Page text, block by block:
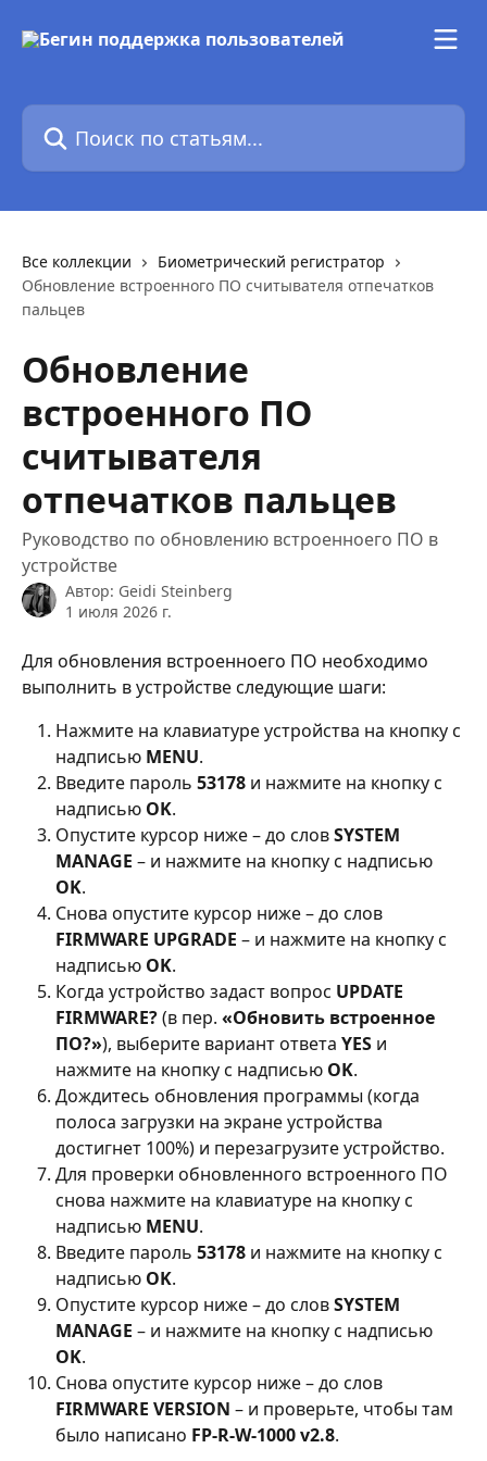
Поиск по статьям...
Все коллекции
Биометрический регистратор
Обновление встроенного ПО считывателя отпечатков
пальцев
Обновление
встроенного ПО
считывателя
отпечатков пальцев
Руководство по обновлению встроенноего ПО в
устройстве
Автор: Geidi Steinberg
1 июля 2026 г.
Для обновления встроенноего ПО необходимо
выполнить в устройстве следующие шаги:
Нажмите на клавиатуре устройства на кнопку с
надписью MENU.
Введите пароль 53178 и нажмите на кнопку с
надписью OK.
Опустите курсор ниже – до слов SYSTEM
MANAGE – и нажмите на кнопку с надписью
OK.
Снова опустите курсор ниже – до слов
FIRMWARE UPGRADE – и нажмите на кнопку с
надписью OK.
Когда устройство задаст вопрос UPDATE
FIRMWARE? (в пер. «Обновить встроенное
ПО?»), выберите вариант ответа YES и
нажмите на кнопку с надписью OK.
Дождитесь обновления программы (когда
полоса загрузки на экране устройства
достигнет 100%) и перезагрузите устройство.
Для проверки обновленного встроенного ПО
снова нажмите на клавиатуре на кнопку с
надписью MENU.
Введите пароль 53178 и нажмите на кнопку с
надписью OK.
Опустите курсор ниже – до слов SYSTEM
MANAGE – и нажмите на кнопку с надписью
OK.
Снова опустите курсор ниже – до слов
FIRMWARE VERSION – и проверьте, чтобы там
было написано FP-R-W-1000 v2.8.